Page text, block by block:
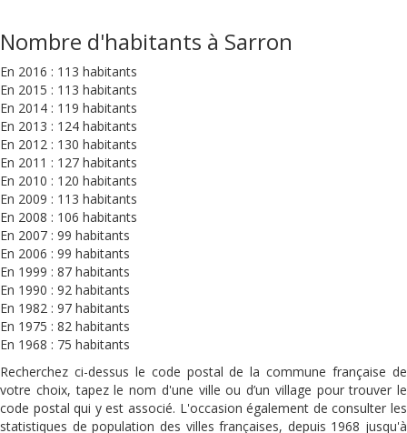
Nombre d'habitants à Sarron
En 2016 : 113 habitants
En 2015 : 113 habitants
En 2014 : 119 habitants
En 2013 : 124 habitants
En 2012 : 130 habitants
En 2011 : 127 habitants
En 2010 : 120 habitants
En 2009 : 113 habitants
En 2008 : 106 habitants
En 2007 : 99 habitants
En 2006 : 99 habitants
En 1999 : 87 habitants
En 1990 : 92 habitants
En 1982 : 97 habitants
En 1975 : 82 habitants
En 1968 : 75 habitants
Recherchez ci-dessus le code postal de la commune française de
votre choix, tapez le nom d'une ville ou d’un village pour trouver le
code postal qui y est associé. L'occasion également de consulter les
statistiques de population des villes françaises, depuis 1968 jusqu'à